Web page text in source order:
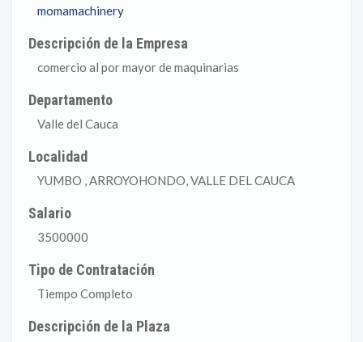
momamachinery
Descripción de la Empresa
comercio al por mayor de maquinarias
Departamento
Valle del Cauca
Localidad
YUMBO , ARROYOHONDO, VALLE DEL CAUCA
Salario
3500000
Tipo de Contratación
Tiempo Completo
Descripción de la Plaza